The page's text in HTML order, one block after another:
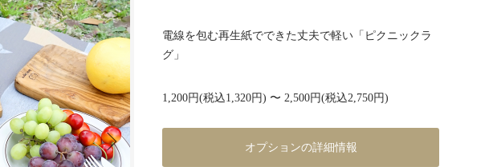
電線を包む再生紙でできた丈夫で軽い「ピクニックラ
グ」
1,200円(税込1,320円) 〜 2,500円(税込2,750円)
オプションの詳細情報